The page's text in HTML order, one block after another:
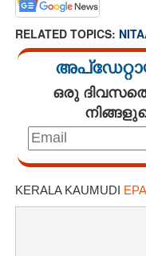
RELATED TOPICS:
ഒരു
KERALA KAUMUDI